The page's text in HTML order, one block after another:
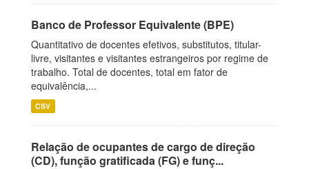
Banco de Professor Equivalente (BPE)
Quantitativo de docentes efetivos, substitutos, titular-
livre, visitantes e visitantes estrangeiros por regime de
trabalho. Total de docentes, total em fator de
equivalência,...
CSV
Relação de ocupantes de cargo de direção
(CD), função gratificada (FG) e funç...